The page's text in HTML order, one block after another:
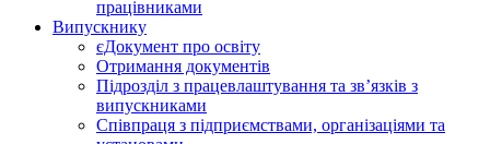
працівниками
Випускнику
єДокумент про освіту
Отримання документів
Підрозділ з працевлаштування та зв’язків з
випускниками
Співпраця з підприємствами, організаціями та